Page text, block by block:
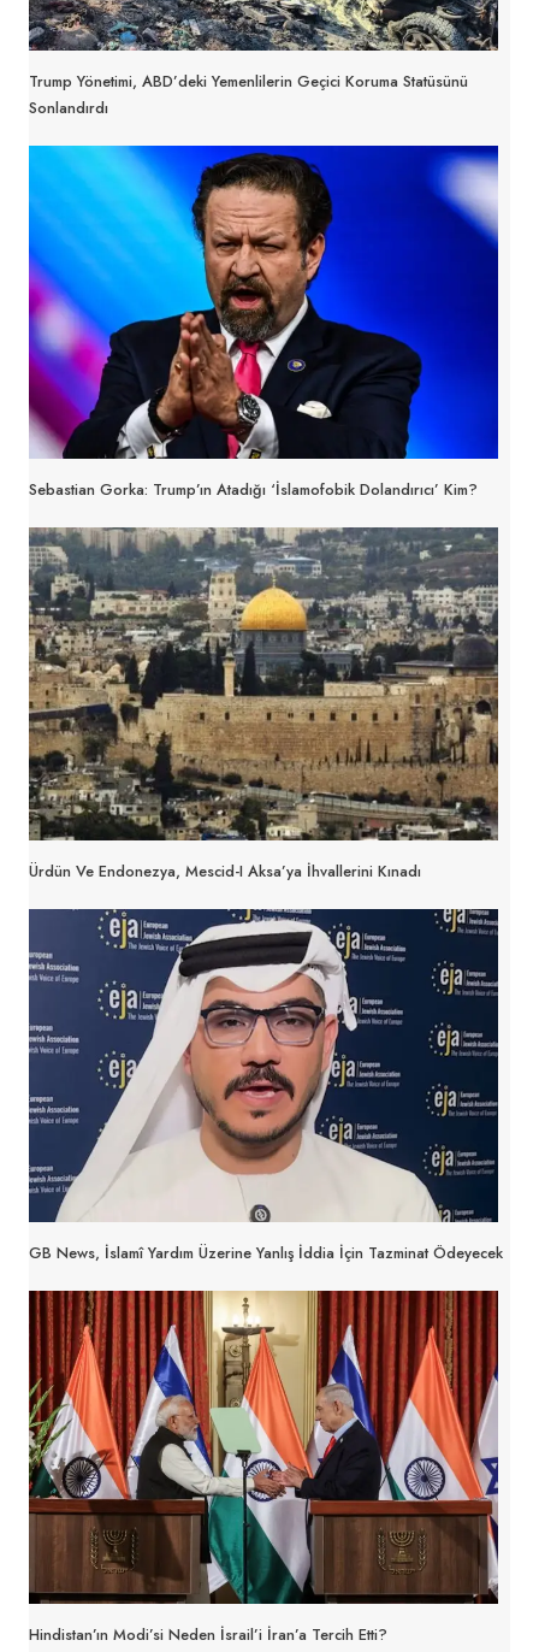
Trump Yönetimi, ABD’deki Yemenlilerin Geçici Koruma Statüsünü
Sonlandırdı
Sebastian Gorka: Trump’ın Atadığı ‘İslamofobik Dolandırıcı’ Kim?
Ürdün Ve Endonezya, Mescid-I Aksa’ya İhvallerini Kınadı
GB News, İslamî Yardım Üzerine Yanlış İddia İçin Tazminat Ödeyecek
Hindistan’ın Modi’si Neden İsrail’i İran’a Tercih Etti?